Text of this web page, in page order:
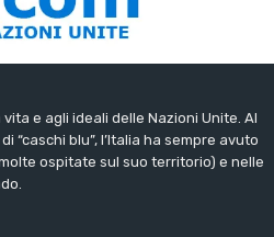
e agli ideali delle Nazioni Unite. Al
blu”, l’Italia ha sempre avuto
ospitate sul suo territorio) e nelle